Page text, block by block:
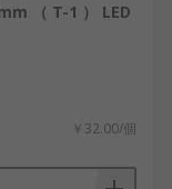
（ T-1 ） LED
￥32.00/個